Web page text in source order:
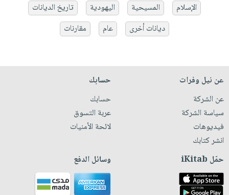
الإسلام المسيحية اليهودية
تاريخ الديانات
ديانات أخرى
عام مقارنات
عن نيل وفرات
عن الشركة
سياسة الشركة
فيديوهات
انشر كتابك
حسابك
حسابك
عربة التسوق
لائحة الأمنيات
حمّل iKitab وسائل الدفع